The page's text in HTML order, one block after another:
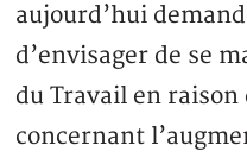
aujourd’hui
d’envisager de se
du Travail en
concernant